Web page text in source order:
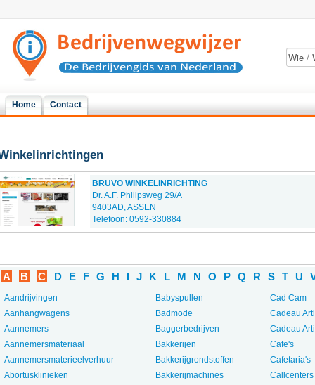
Home Contact
BRUVO WINKELINRICHTING
Dr. A.F. Philipsweg 29/A
9403AD, ASSEN
Telefoon: 0592-330884
A B C D E F G H I J K L M N O P Q R S T U
Aandrijvingen
Aanhangwagens
Aannemers
Aannemersmateriaal
Aannemersmaterieelverhuur
Abortusklinieken
Babyspullen
Badmode
Baggerbedrijven
Bakkerijen
Bakkerijgrondstoffen
Bakkerijmachines
Cad Cam
Cadeau
Cadeau
Cafe's
Cafetaria's
Callcenters